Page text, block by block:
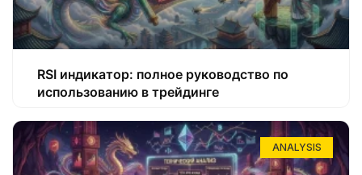
RSI индикатор: полное руководство по
использованию в трейдинге
ANALYSIS